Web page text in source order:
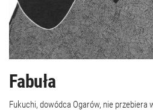
Fabuła
Fukuchi, dowódca Ogarów, nie przebiera